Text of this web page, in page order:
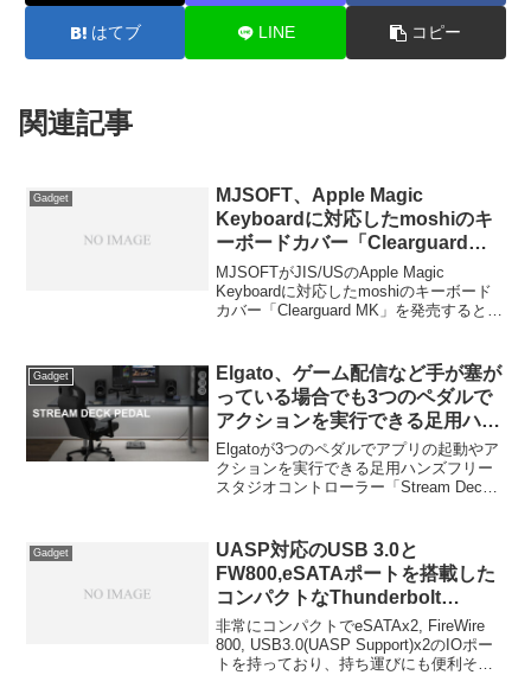
はてブ LINE コピー
関連記事
Gadget
MJSOFT、Apple Magic
Keyboardに対応したmoshiのキ
ーボードカバー「Clearguard
MK」を発売。JIS配列に加えUS
配列用も。
MJSOFTがJIS/USのApple Magic
Keyboardに対応したmoshiのキーボード
カバー「Clearguard MK」を発売すると発
Gadget
Elgato、ゲーム配信など手が塞が
っている場合でも3つのペダルで
アクションを実行できる足用ハン
ズフリースタジオコントローラー
「Stream Deck Pedal」を発売。
Elgatoが3つのペダルでアプリの起動やア
クションを実行できる足用ハンズフリー
スタジオコントローラー「Stream Deck
Gadget
UASP対応のUSB 3.0と
FW800,eSATAポートを搭載した
コンパクトなThunderbolt
Dock「Akitio Thunder Dock」
が気になる…
非常にコンパクトでeSATAx2, FireWire
800, USB3.0(UASP Support)x2のIOポー
トを持っており、持ち運びにも便利そう